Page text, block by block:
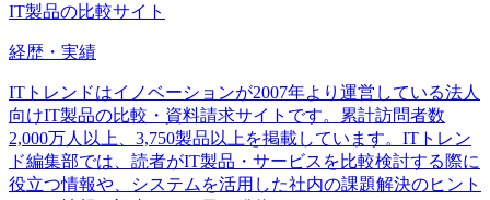
IT製品の比較サイト
経歴・実績
ITトレンドはイノベーションが2007年より運営している法人
向けIT製品の比較・資料請求サイトです。累計訪問者数
2,000万人以上、3,750製品以上を掲載しています。ITトレン
ド編集部では、読者がIT製品・サービスを比較検討する際に
役立つ情報や、システムを活用した社内の課題解決のヒント